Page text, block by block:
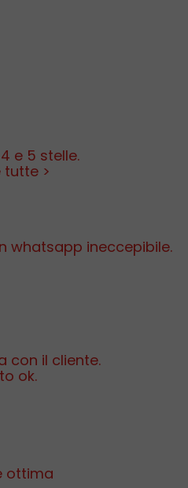
e 5 stelle.
tutte >
whatsapp ineccepibile.
con il cliente.
ok.
ottima